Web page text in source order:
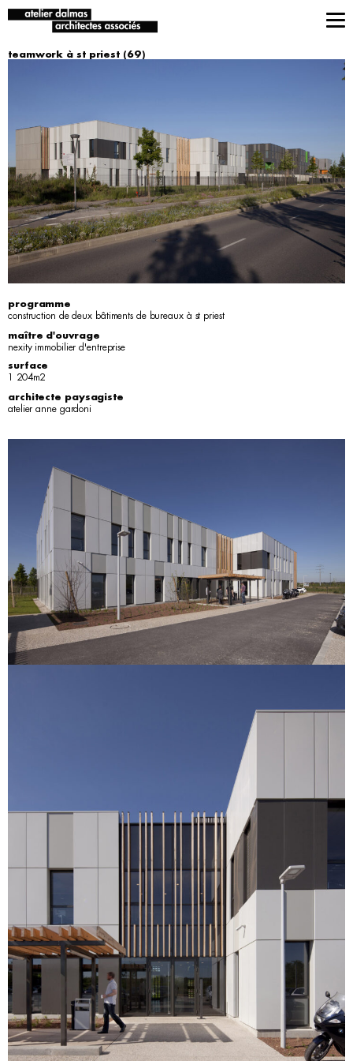
teamwork à st priest (69)
programme
construction de deux bâtiments de bureaux à st priest
maître d'ouvrage
nexity immobilier d'entreprise
surface
1 204m2
architecte paysagiste
atelier anne gardoni